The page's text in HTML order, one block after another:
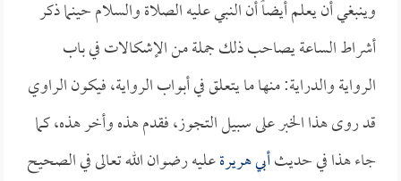
وينبغي أن يعلم أيضاً أن النبي عليه الصلاة والسلام حينما ذكر
أشراط الساعة يصاحب ذلك جملة من الإشكالات في باب
الرواية والدراية: منها ما يتعلق في أبواب الرواية، فيكون الراوي
قد روى هذا الخبر على سبيل التجوز، فقدم هذه وأخر هذه، كما
جاء هذا في حديثأبي هريرةعليه رضوان الله تعالى في الصحيح